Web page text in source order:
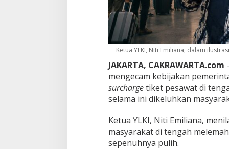
a
n
a
J
d
i
k
a
e
n
u
Ketua YLKI, Niti Emiliana, dalam
JAKARTA, CAKRAWARTA.com
mengecam kebijakan
surchargetiket pesawat di
selama ini dikeluhkan
Ketua YLKI, Niti Emiliana,
masyarakat di tengah
sepenuhnya pulih.